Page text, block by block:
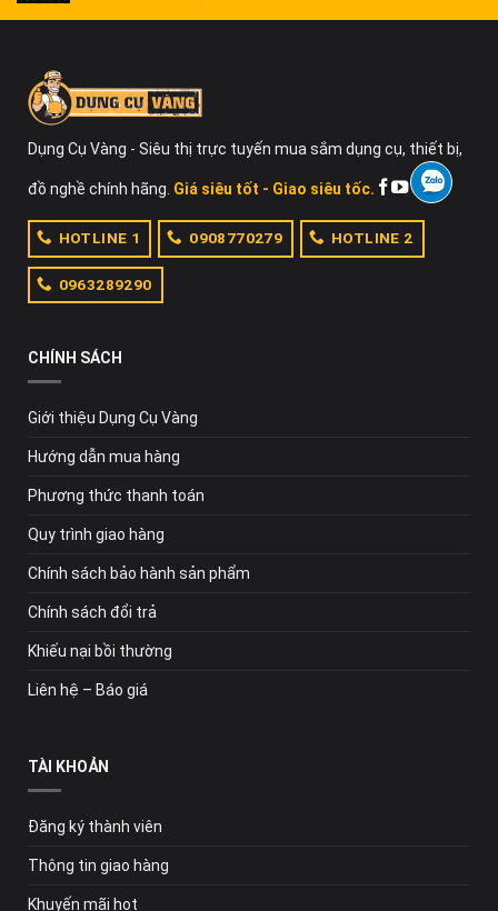
Dụng Cụ Vàng - Siêu thị trực tuyến mua sắm dụng cụ, thiết bị,
đồ nghề chính hãng. Giá siêu tốt - Giao siêu tốc.
HOTLINE 1 0908770279 HOTLINE 2
0963289290
CHÍNH SÁCH
Giới thiệu Dụng Cụ Vàng
Hướng dẫn mua hàng
Phương thức thanh toán
Quy trình giao hàng
Chính sách bảo hành sản phẩm
Chính sách đổi trả
Khiếu nại bồi thường
Liên hệ – Báo giá
TÀI KHOẢN
Đăng ký thành viên
Thông tin giao hàng
Khuyến mãi hot